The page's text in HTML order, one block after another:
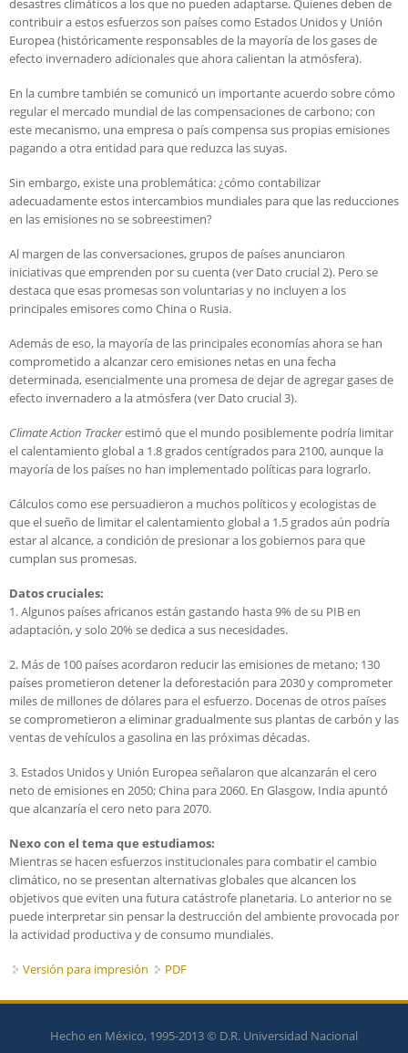
desastres climáticos a los que no pueden adaptarse. Quienes deben de
contribuir a estos esfuerzos son países como Estados Unidos y Unión
Europea (históricamente responsables de la mayoría de los gases de
efecto invernadero adicionales que ahora calientan la atmósfera).
En la cumbre también se comunicó un importante acuerdo sobre cómo
regular el mercado mundial de las compensaciones de carbono; con
este mecanismo, una empresa o país compensa sus propias emisiones
pagando a otra entidad para que reduzca las suyas.
Sin embargo, existe una problemática: ¿cómo contabilizar
adecuadamente estos intercambios mundiales para que las reducciones
en las emisiones no se sobreestimen?
Al margen de las conversaciones, grupos de países anunciaron
iniciativas que emprenden por su cuenta (ver Dato crucial 2). Pero se
destaca que esas promesas son voluntarias y no incluyen a los
principales emisores como China o Rusia.
Además de eso, la mayoría de las principales economías ahora se han
comprometido a alcanzar cero emisiones netas en una fecha
determinada, esencialmente una promesa de dejar de agregar gases de
efecto invernadero a la atmósfera (ver Dato crucial 3).
Climate Action Trackerestimó que el mundo posiblemente podría limitar
el calentamiento global a 1.8 grados centígrados para 2100, aunque la
mayoría de los países no han implementado políticas para lograrlo.
Cálculos como ese persuadieron a muchos políticos y ecologistas de
que el sueño de limitar el calentamiento global a 1.5 grados aún podría
estar al alcance, a condición de presionar a los gobiernos para que
cumplan sus promesas.
Datos cruciales:
1. Algunos países africanos están gastando hasta 9% de su PIB en
adaptación, y solo 20% se dedica a sus necesidades.
2. Más de 100 países acordaron reducir las emisiones de metano; 130
países prometieron detener la deforestación para 2030 y comprometer
miles de millones de dólares para el esfuerzo. Docenas de otros países
se comprometieron a eliminar gradualmente sus plantas de carbón y las
ventas de vehículos a gasolina en las próximas décadas.
3. Estados Unidos y Unión Europea señalaron que alcanzarán el cero
neto de emisiones en 2050; China para 2060. En Glasgow, India apuntó
que alcanzaría el cero neto para 2070.
Nexo con el tema que estudiamos:
Mientras se hacen esfuerzos institucionales para combatir el cambio
climático, no se presentan alternativas globales que alcancen los
objetivos que eviten una futura catástrofe planetaria. Lo anterior no se
puede interpretar sin pensar la destrucción del ambiente provocada por
la actividad productiva y de consumo mundiales.
Versión para impresión PDF
Hecho en México, 1995-2013 © D.R. Universidad Nacional